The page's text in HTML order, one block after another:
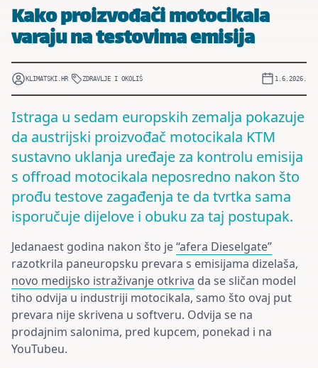
Kako proizvođači motocikala
varaju na testovima emisija
KLIMATSKI.HR ZDRAVLJE I OKOLIŠ 1.6.2026.
Istraga u sedam europskih zemalja pokazuje
da austrijski proizvođač motocikala KTM
sustavno uklanja uređaje za kontrolu emisija
s offroad motocikala neposredno nakon što
prođu testove zagađenja te da tvrtka sama
isporučuje dijelove i obuku za taj postupak.
Jedanaest godina nakon što je“afera Dieselgate”
razotkrila paneuropsku prevara s emisijama dizelaša,
novo medijsko istraživanje otkriva da se sličan model
tiho odvija u industriji motocikala, samo što ovaj put
prevara nije skrivena u softveru. Odvija se na
prodajnim salonima, pred kupcem, ponekad i na
YouTubeu.